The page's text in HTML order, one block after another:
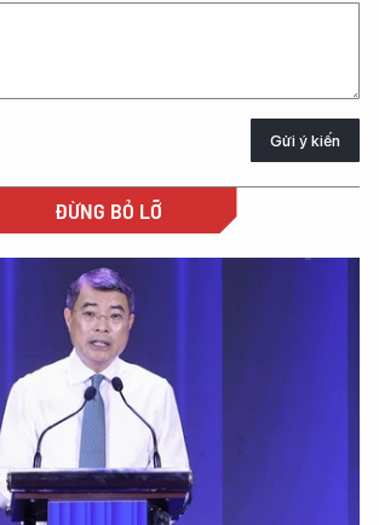
Gửi ý kiến
ĐỪNG BỎ LỠ